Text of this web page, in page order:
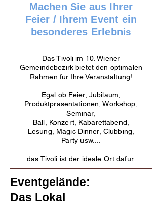
Machen Sie aus Ihrer
Feier / Ihrem Event ein
besonderes Erlebnis
Das Tivoli im 10. Wiener
Gemeindebezirk bietet den optimalen
Rahmen für Ihre Veranstaltung!
Egal ob Feier, Jubiläum,
Produktpräsentationen, Workshop,
Seminar,
Ball, Konzert, Kabarettabend,
Lesung, Magic Dinner, Clubbing,
Party usw....
das Tivoli ist der ideale Ort dafür.
Eventgelände:
Das Lokal